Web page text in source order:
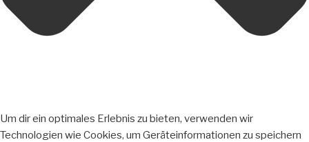
Um dir ein optimales Erlebnis zu bieten, verwenden wir
Technologien wie Cookies, um Geräteinformationen zu speichern